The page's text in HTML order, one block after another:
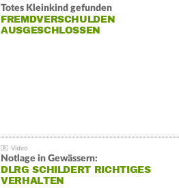
Totes Kleinkind gefunden
FREMDVERSCHULDEN
AUSGESCHLOSSEN
Notlage in Gewässern:
DLRG SCHILDERT RICHTIGES
VERHALTEN